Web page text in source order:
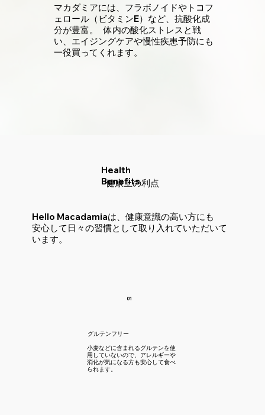
マカダミアには、フラボノイドやトコフ
ェロール（ビタミンE）など、抗酸化成
分が豊富。 体内の酸化ストレスと戦
い、エイジングケアや慢性疾患予防にも
一役買ってくれます。
Health
Benefits
​健康上の利点
Hello Macadamiaは、健康意識の高い方にも
安心して日々の習慣として取り入れていただいて
います。
01
​グルテンフリー
​小麦などに含まれるグルテンを使
用していないので、アレルギーや
消化が気になる方も安心して食べ
られます。